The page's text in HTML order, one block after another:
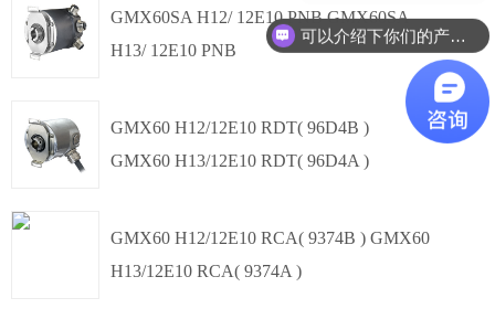
modbus RTU 多圈绝对值
GMX60SA H12/ 12E10 PNB GMX60SA
H13/ 12E10 PNB
ProfiNET 多圈绝对值
Φ60mm
GMX60 H12/12E10 RDT( 96D4B )
GMX60 H13/12E10 RDT( 96D4A )
Profibus-DP 多圈绝对值
GMX60 H12/12E10 RCA( 9374B ) GMX60
H13/12E10 RCA( 9374A )
可以介绍下你们的产品么？